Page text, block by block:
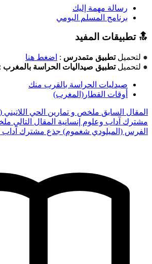
رسالة مهمة إليك
برنامج المسلم اليومي
🔝 تطبيقات المفيد
● لتحميلتطبيق متمدرس : اضغط هنا
● لتحميلتطبيق صيداليات الحراسة بالمغرب :
صيدليات الحراسة بالقرب منك
أوقات القطار(المغرب)
المقال السابق ملخص و تمارين الحي
مشترك آداب وعلوم إنسانية المقال التالي
الفرس (الميلودي شغموم) جذع مشترك آداب